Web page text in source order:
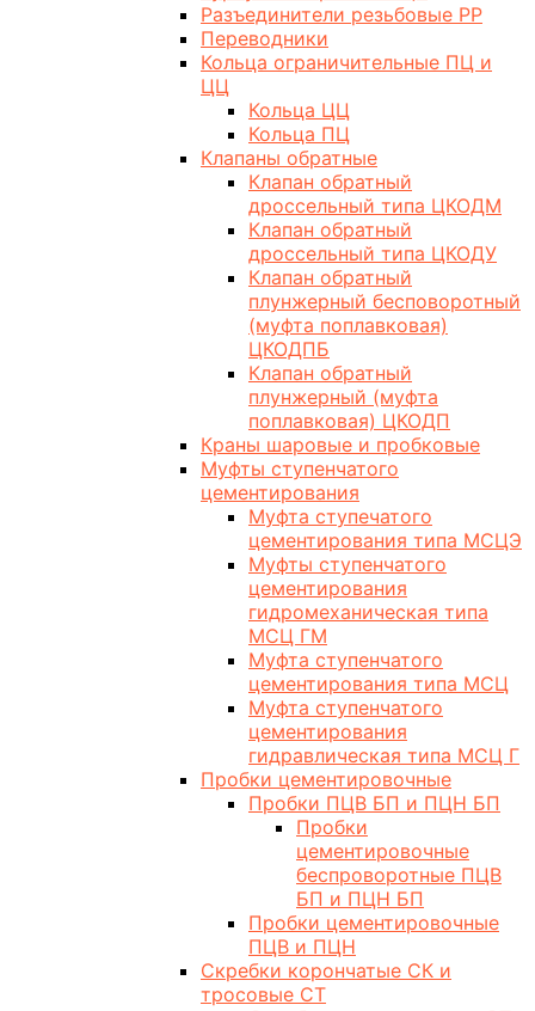
Разъединители резьбовые РР
Переводники
Кольца ограничительные ПЦ и
ЦЦ
Кольца ЦЦ
Кольца ПЦ
Клапаны обратные
Клапан обратный
дроссельный типа ЦКОДМ
Клапан обратный
дроссельный типа ЦКОДУ
Клапан обратный
плунжерный бесповоротный
(муфта поплавковая)
ЦКОДПБ
Клапан обратный
плунжерный (муфта
поплавковая) ЦКОДП
Краны шаровые и пробковые
Муфты ступенчатого
цементирования
Муфта ступечатого
цементирования типа МСЦЭ
Муфты ступенчатого
цементирования
гидромеханическая типа
МСЦ ГМ
Муфта ступенчатого
цементирования типа МСЦ
Муфта ступенчатого
цементирования
гидравлическая типа МСЦ Г
Пробки цементировочные
Пробки ПЦВ БП и ПЦН БП
Пробки
цементировочные
беспроворотные ПЦВ
БП и ПЦН БП
Пробки цементировочные
ПЦВ и ПЦН
Скребки корончатые СК и
тросовые СТ